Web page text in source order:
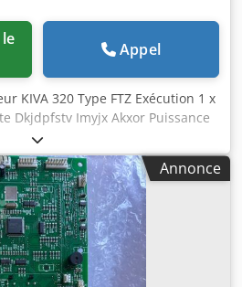
Appel
KIVA 320 Type FTZ Exécution 1 x
Dkjdpfstv Imyjx Akxor Puissance
env. 200 kg Encombrement env.
de rechange pour KÜSTERS-
1 x gauche + 1 x droiteAnnonce